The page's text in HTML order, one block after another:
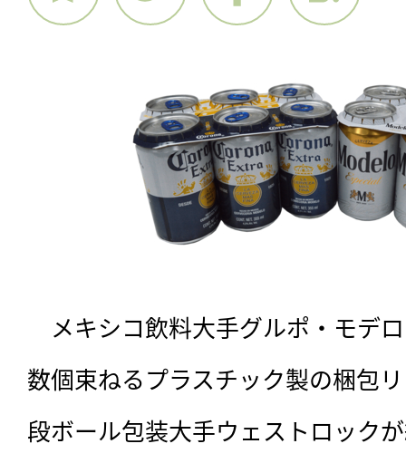
メキシコ飲料大手グルポ・モデ
数個束ねるプラスチック製の梱包
段ボール包装大手ウェストロック